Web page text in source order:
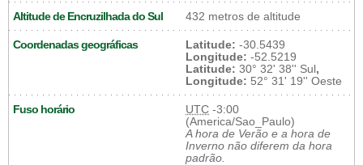
Altitude de Encruzilhada do Sul 432 metros de altitude
Coordenadas geográficas Latitude: -30.5439
Longitude: -52.5219
Latitude: 30° 32' 38'' Sul,
Longitude: 52° 31' 19'' Oeste
Fuso horário UTC -3:00
(America/Sao_Paulo)
A hora de Verão e a hora de
Inverno não diferem da hora
padrão.